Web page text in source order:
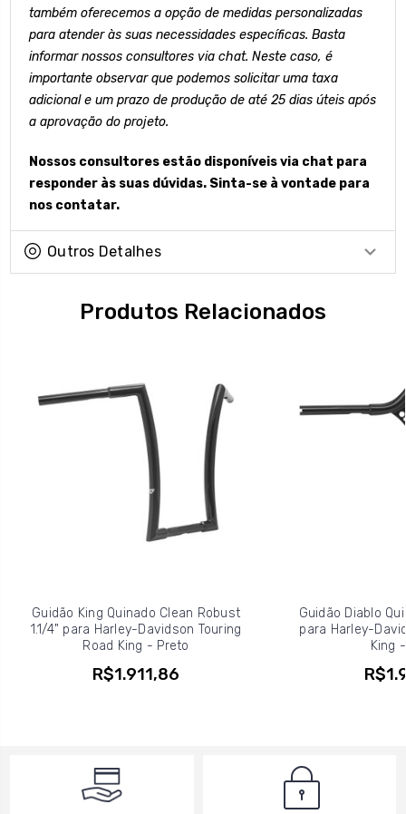
também oferecemos a opção de medidas personalizadas
para atender às suas necessidades específicas. Basta
informar nossos consultores via chat. Neste caso, é
importante observar que podemos solicitar uma taxa
adicional e um prazo de produção de até 25 dias úteis após
a aprovação do projeto.
Nossos consultores estão disponíveis via chat para
responder às suas dúvidas. Sinta-se à vontade para
nos contatar.
Outros Detalhes
Produtos Relacionados
Guidão King Quinado Clean Robust
1.1/4" para Harley-Davidson Touring
Road King - Preto
R$1.911,86
Guidão Diablo
para Harley-
King